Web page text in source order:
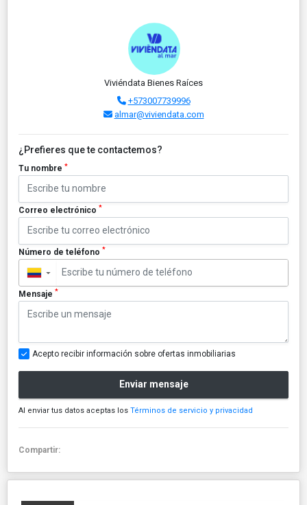
Viviéndata Bienes Raíces
+573007739996
almar@viviendata.com
¿Prefieres que te contactemos?
Tu nombre *
Correo electrónico *
Número de teléfono *
▼
Mensaje *
Acepto recibir información sobre ofertas inmobiliarias
Enviar mensaje
Al enviar tus datos aceptas los Términos de servicio y privacidad
Compartir: